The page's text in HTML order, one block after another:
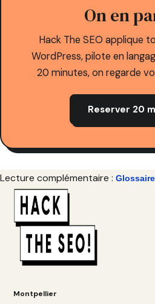
On en
Hack The SEO applique
WordPress, pilote en
20 minutes, on regarde
Reserver 20
Lecture complémentaire :
Montpellier